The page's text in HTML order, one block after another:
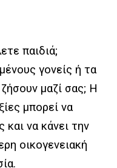
παιδιά;
γονείς ή τα
μαζί σας; Η
μπορεί να
και να κάνει την
οικογενειακή